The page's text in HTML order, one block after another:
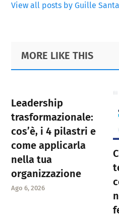
View all posts by Guille
Primary
Sidebar
Footer
MORE LIKE THIS
Leadership
trasformazionale:
cos’è, i 4 pilastri e
come applicarla
nella tua
organizzazione
Ago 6, 2026